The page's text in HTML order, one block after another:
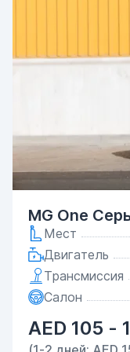
MG One
Мест
Двигатель
Трансмиссия
Салон
AED 105 -